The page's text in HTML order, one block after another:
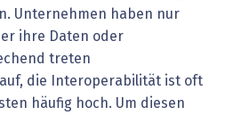
Unternehmen haben nur
ihre Daten oder
treten
die Interoperabilität ist oft
häufig hoch. Um diesen